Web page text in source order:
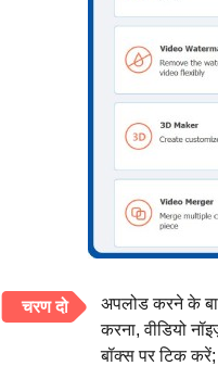
चरण दो
अपलोड करने के
करना, वीडियो
बॉक्स पर टिक